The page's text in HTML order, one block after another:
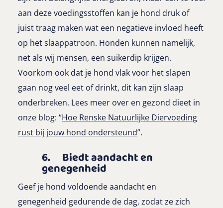
aan deze voedingsstoffen kan je hond druk of
juist traag maken wat een negatieve invloed heeft
op het slaappatroon. Honden kunnen namelijk,
net als wij mensen, een suikerdip krijgen.
Voorkom ook dat je hond vlak voor het slapen
gaan nog veel eet of drinkt, dit kan zijn slaap
onderbreken. Lees meer over en gezond dieet in
onze blog: “Hoe Renske Natuurlijke Diervoeding
rust bij jouw hond ondersteund”.
6. Biedt aandacht en
genegenheid
Geef je hond voldoende aandacht en
genegenheid gedurende de dag, zodat ze zich